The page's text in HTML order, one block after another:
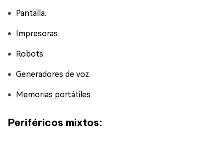
Pantalla.
Impresoras.
Robots.
Generadores de voz.
Memorias portátiles.
Periféricos mixtos: